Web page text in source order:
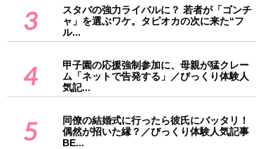
3
スタバの強力ライバルに？ 若者が「ゴンチ
ャ」を選ぶワケ。タピオカの次に来た“フ
ル...
4
甲子園の応援強制参加に、母親が猛クレー
ム「ネットで告発する」／びっくり体験人
気記...
5
同僚の結婚式に行ったら彼氏にバッタリ！
偶然が招いた縁？／びっくり体験人気記事
BE...